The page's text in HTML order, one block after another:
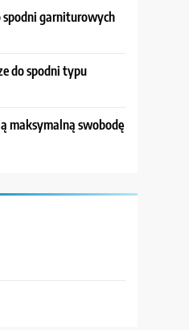
spodni garniturowych
do spodni typu
maksymalną swobodę